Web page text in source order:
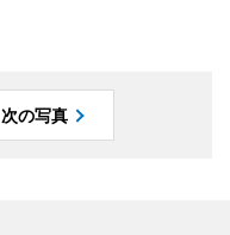
次の写真